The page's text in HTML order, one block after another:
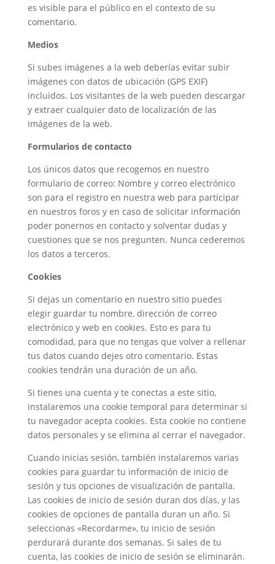
es visible para el público en el contexto de su
comentario.
Medios
Si subes imágenes a la web deberías evitar subir
imágenes con datos de ubicación (GPS EXIF)
incluidos. Los visitantes de la web pueden descargar
y extraer cualquier dato de localización de las
imágenes de la web.
Formularios de contacto
Los únicos datos que recogemos en nuestro
formulario de correo: Nombre y correo electrónico
son para el registro en nuestra web para participar
en nuestros foros y en caso de solicitar información
poder ponernos en contacto y solventar dudas y
cuestiones que se nos pregunten. Nunca cederemos
los datos a terceros.
Cookies
Si dejas un comentario en nuestro sitio puedes
elegir guardar tu nombre, dirección de correo
electrónico y web en cookies. Esto es para tu
comodidad, para que no tengas que volver a rellenar
tus datos cuando dejes otro comentario. Estas
cookies tendrán una duración de un año.
Si tienes una cuenta y te conectas a este sitio,
instalaremos una cookie temporal para determinar si
tu navegador acepta cookies. Esta cookie no contiene
datos personales y se elimina al cerrar el navegador.
Cuando inicias sesión, también instalaremos varias
cookies para guardar tu información de inicio de
sesión y tus opciones de visualización de pantalla.
Las cookies de inicio de sesión duran dos días, y las
cookies de opciones de pantalla duran un año. Si
seleccionas «Recordarme», tu inicio de sesión
perdurará durante dos semanas. Si sales de tu
cuenta, las cookies de inicio de sesión se eliminarán.